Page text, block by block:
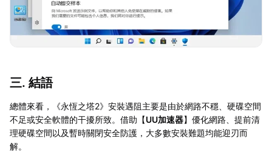
三. 結語
總體來看，《永恆之塔2》安裝遇阻主要是由於網路不穩、硬碟空間
不足或安全軟體的干擾所致。借助【UU加速器】優化網路、提前清
理硬碟空間以及暫時關閉安全防護，大多數安裝難題均能迎刃而
解。